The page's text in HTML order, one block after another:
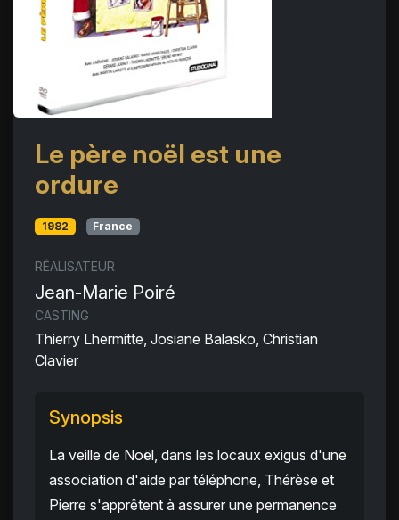
Le père noël est une
ordure
1982 France
RÉALISATEUR
Jean-Marie Poiré
CASTING
Thierry Lhermitte, Josiane Balasko, Christian
Clavier
Synopsis
La veille de Noël, dans les locaux exigus d'une
association d'aide par téléphone, Thérèse et
Pierre s'apprêtent à assurer une permanence